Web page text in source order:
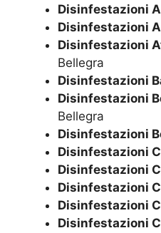
Disinfestazioni
Disinfestazioni
Disinfestazioni
Bellegra
Disinfestazioni
Disinfestazioni
Bellegra
Disinfestazioni
Disinfestazioni
Disinfestazioni
Disinfestazioni
Disinfestazioni
Disinfestazioni